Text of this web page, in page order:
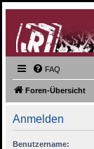
FAQ
Foren-Übersicht
Anmelden
Benutzername: